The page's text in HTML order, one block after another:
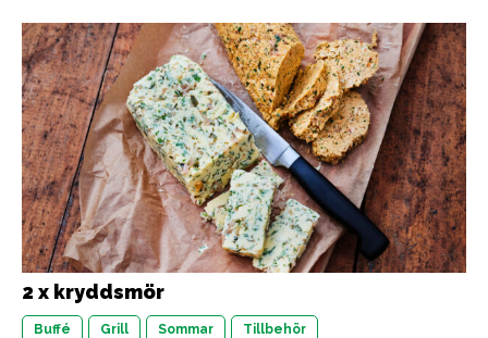
2 x kryddsmör
Buffé Grill Sommar Tillbehör